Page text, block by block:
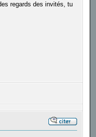
regards des invités, tu